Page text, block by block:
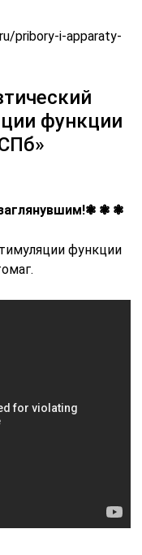
pribory-i-apparaty-
функции
❃ ❃
функции